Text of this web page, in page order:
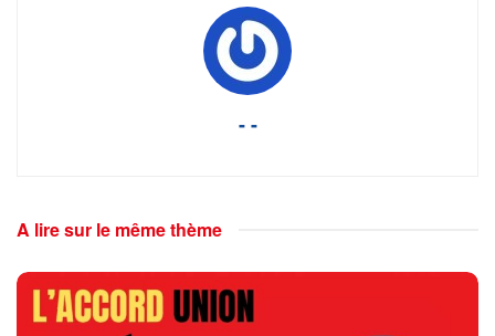
- -
A lire sur le même thème